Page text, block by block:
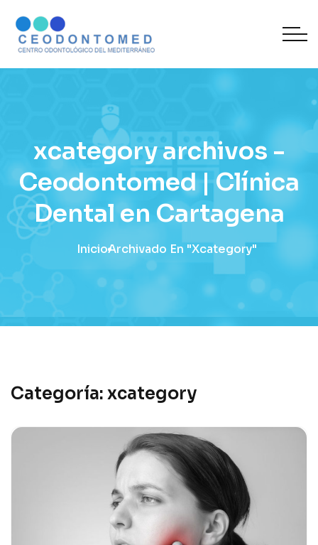
xcategory archivos -
Ceodontomed | Clínica
Dental en Cartagena
InicioArchivado En "xcategory"
Categoría: xcategory